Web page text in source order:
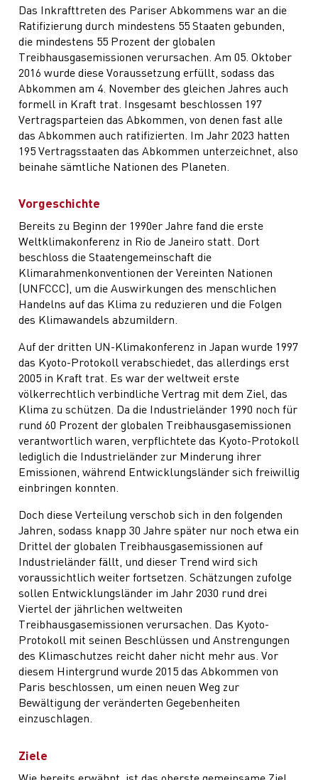
Das Inkrafttreten des Pariser Abkommens war an die
Ratifizierung durch mindestens 55 Staaten gebunden,
die mindestens 55 Prozent der globalen
Treibhausgasemissionen verursachen. Am 05. Oktober
2016 wurde diese Voraussetzung erfüllt, sodass das
Abkommen am 4. November des gleichen Jahres auch
formell in Kraft trat. Insgesamt beschlossen 197
Vertragsparteien das Abkommen, von denen fast alle
das Abkommen auch ratifizierten. Im Jahr 2023 hatten
195 Vertragsstaaten das Abkommen unterzeichnet, also
beinahe sämtliche Nationen des Planeten.
Vorgeschichte
Bereits zu Beginn der 1990er Jahre fand die erste
Weltklimakonferenz in Rio de Janeiro statt. Dort
beschloss die Staatengemeinschaft die
Klimarahmenkonventionen der Vereinten Nationen
(UNFCCC), um die Auswirkungen des menschlichen
Handelns auf das Klima zu reduzieren und die Folgen
des Klimawandels abzumildern.
Auf der dritten UN-Klimakonferenz in Japan wurde 1997
das Kyoto-Protokoll verabschiedet, das allerdings erst
2005 in Kraft trat. Es war der weltweit erste
völkerrechtlich verbindliche Vertrag mit dem Ziel, das
Klima zu schützen. Da die Industrieländer 1990 noch für
rund 60 Prozent der globalen Treibhausgasemissionen
verantwortlich waren, verpflichtete das Kyoto-Protokoll
lediglich die Industrieländer zur Minderung ihrer
Emissionen, während Entwicklungsländer sich freiwillig
einbringen konnten.
Doch diese Verteilung verschob sich in den folgenden
Jahren, sodass knapp 30 Jahre später nur noch etwa ein
Drittel der globalen Treibhausgasemissionen auf
Industrieländer fällt, und dieser Trend wird sich
voraussichtlich weiter fortsetzen. Schätzungen zufolge
sollen Entwicklungsländer im Jahr 2030 rund drei
Viertel der jährlichen weltweiten
Treibhausgasemissionen verursachen. Das Kyoto-
Protokoll mit seinen Beschlüssen und Anstrengungen
des Klimaschutzes reicht daher nicht mehr aus. Vor
diesem Hintergrund wurde 2015 das Abkommen von
Paris beschlossen, um einen neuen Weg zur
Bewältigung der veränderten Gegebenheiten
einzuschlagen.
Ziele